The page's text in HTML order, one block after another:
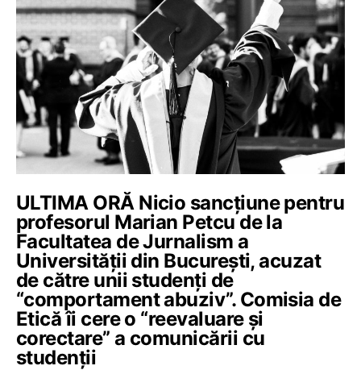
ULTIMA ORĂ Nicio sancțiune pentru
profesorul Marian Petcu de la
Facultatea de Jurnalism a
Universității din București, acuzat
de către unii studenți de
“comportament abuziv”. Comisia de
Etică îi cere o “reevaluare și
corectare” a comunicării cu
studenții